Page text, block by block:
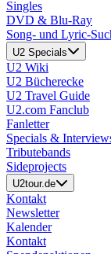
Singles
DVD & Blu-Ray
Song- und Lyric-
U2 Specials
U2 Wiki
U2 Bücherecke
U2 Travel Guide
U2.com Fanclub
Fanletter
Specials &
Tributebands
Sideprojects
U2tour.de
Kontakt
Newsletter
Kalender
Kontakt